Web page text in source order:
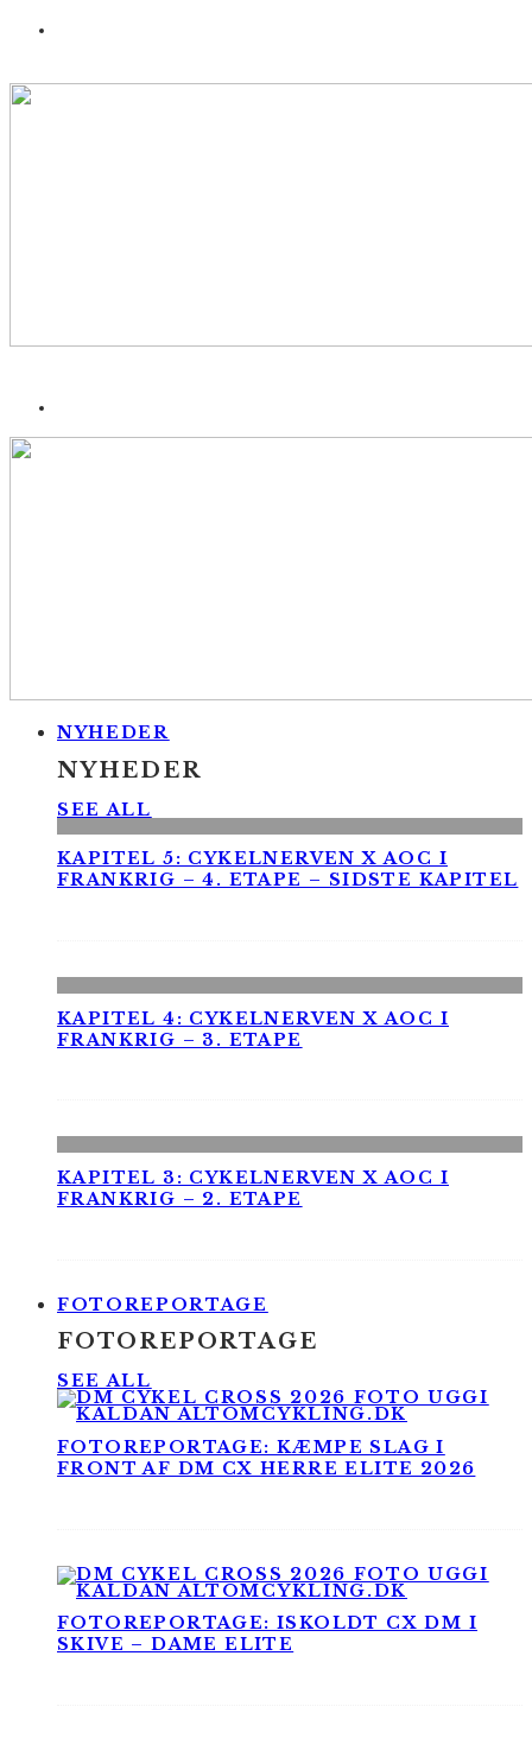
NYHEDER
NYHEDER
SEE ALL
KAPITEL 5: CYKELNERVEN X AOC I
FRANKRIG – 4. ETAPE – SIDSTE KAPITEL
KAPITEL 4: CYKELNERVEN X AOC I
FRANKRIG – 3. ETAPE
KAPITEL 3: CYKELNERVEN X AOC I
FRANKRIG – 2. ETAPE
FOTOREPORTAGE
FOTOREPORTAGE
SEE ALL
FOTOREPORTAGE: KÆMPE SLAG I
FRONT AF DM CX HERRE ELITE 2026
FOTOREPORTAGE: ISKOLDT CX DM I
SKIVE – DAME ELITE